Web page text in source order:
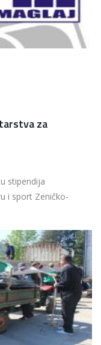
za
stipendija
i sport Zeničko-